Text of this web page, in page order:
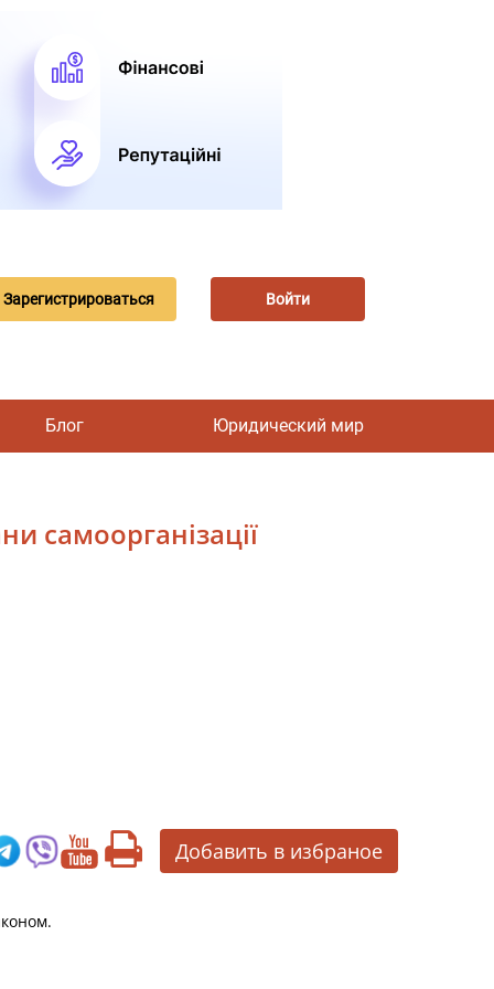
Зарегистрироваться Войти
Блог Юридический мир
самоорганізації
Добавить в избраное